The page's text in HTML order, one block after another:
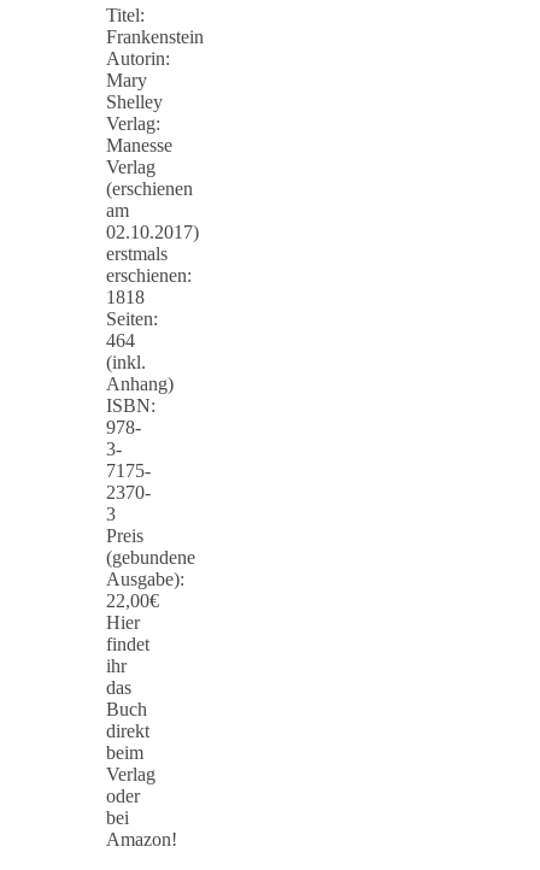
Titel:
Frankenstein
Autorin:
Mary
Shelley
Verlag:
Manesse
Verlag
(erschienen
am
02.10.2017)
erstmals
erschienen:
1818
Seiten:
464
(inkl.
Anhang)
ISBN:
978-
3-
7175-
2370-
3
Preis
(gebundene
Ausgabe):
22,00€
Hier
findet
ihr
das
Buch
direkt
beim
Verlag
oder
bei
Amazon!